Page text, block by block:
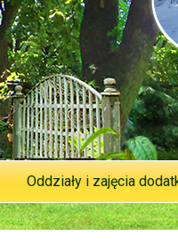
Oddziały i zajęcia